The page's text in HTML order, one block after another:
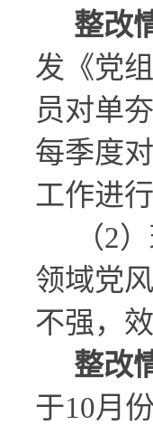
整改
发《党组
员对单
每季度
工作进
（2）
领域党
不强，
整改
于10月